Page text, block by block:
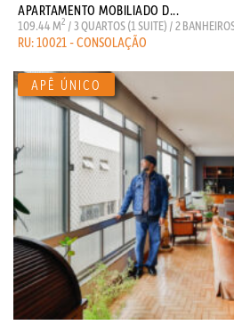
APARTAMENTO MOBILIADO D...
109.44 M2 / 3 QUARTOS (1 SUITE) / 2
RU: 10021 - CONSOLAÇÃO